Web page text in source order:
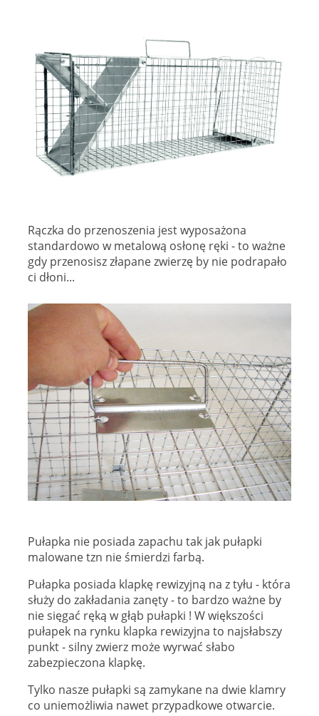
Rączka do przenoszenia jest wyposażona
standardowo w metalową osłonę ręki - to ważne
gdy przenosisz złapane zwierzę by nie podrapało
ci dłoni...
Pułapka nie posiada zapachu tak jak pułapki
malowane tzn nie śmierdzi farbą.
Pułapka posiada klapkę rewizyjną na z tyłu - która
służy do zakładania zanęty - to bardzo ważne by
nie sięgać ręką w głąb pułapki ! W większości
pułapek na rynku klapka rewizyjna to najsłabszy
punkt - silny zwierz może wyrwać słabo
zabezpieczona klapkę.
Tylko nasze pułapki są zamykane na dwie klamry
co uniemożliwia nawet przypadkowe otwarcie.